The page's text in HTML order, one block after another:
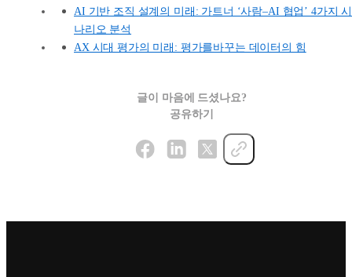
AI 기반 조직 설계의 미래: 가트너 ‘사람–AI 협업’ 4가지 시
나리오 분석
AX 시대 평가의 미래: 평가를바꾸는 데이터의 힘
글이 마음에 드셨나요?
공유하기